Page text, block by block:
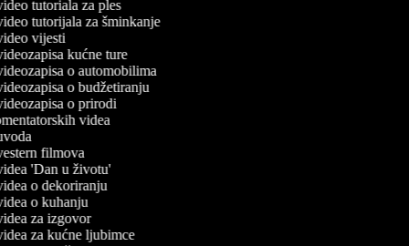
tutoriala za ples
tutorijala za šminkanje
vijesti
kućne ture
o automobilima
o budžetiranju
o prirodi
videa
filmova
'Dan u životu'
o dekoriranju
o kuhanju
za izgovor
za kućne ljubimce